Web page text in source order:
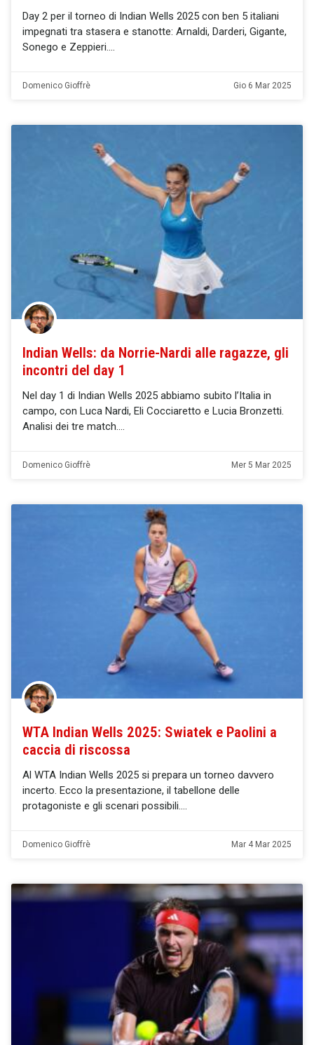
Day 2 per il torneo di Indian Wells 2025 con ben 5 italiani
impegnati tra stasera e stanotte: Arnaldi, Darderi, Gigante,
Sonego e Zeppieri.
Domenico Gioffrè Gio 6 Mar 2025
Indian Wells: da Norrie-Nardi alle ragazze, gli
incontri del day 1
Nel day 1 di Indian Wells 2025 abbiamo subito l’Italia in
campo, con Luca Nardi, Eli Cocciaretto e Lucia Bronzetti.
Analisi dei tre match.
Domenico Gioffrè Mer 5 Mar 2025
WTA Indian Wells 2025: Swiatek e Paolini a
caccia di riscossa
Al WTA Indian Wells 2025 si prepara un torneo davvero
incerto. Ecco la presentazione, il tabellone delle
protagoniste e gli scenari possibili.
Domenico Gioffrè Mar 4 Mar 2025